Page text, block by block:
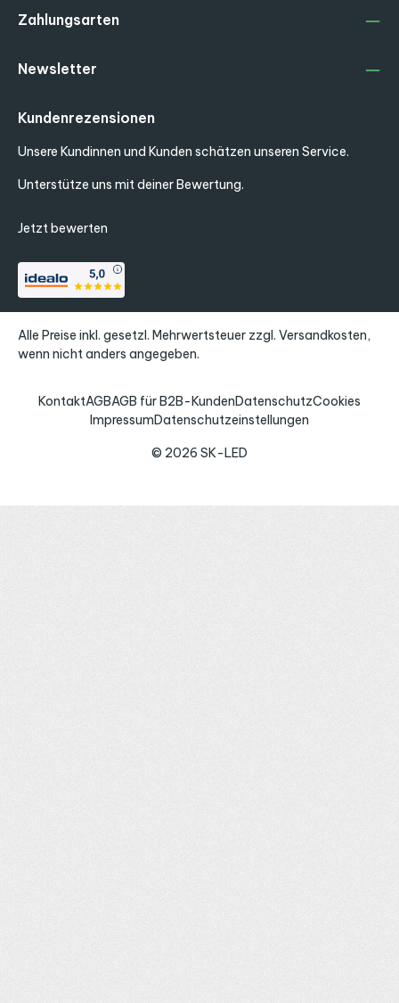
Zahlungsarten
Kundenrezensionen
Unsere Kundinnen und Kunden schätzen unseren Service.
Unterstütze uns mit deiner Bewertung.
Jetzt bewerten
Newsletter
Alle Preise inkl. gesetzl. Mehrwertsteuer zzgl. Versandkosten,
wenn nicht anders angegeben.
© 2026 SK-LED
KontaktAGBAGB für B2B-KundenDatenschutzCookies
ImpressumDatenschutzeinstellungen